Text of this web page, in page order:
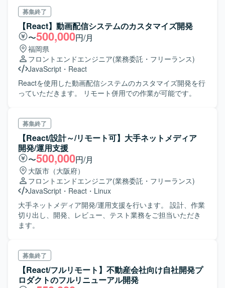
募集終了
【React】動画配信システムのカスタマイズ開発
〜500,000円/月
福岡県
フロントエンドエンジニア(業務委託・フリーランス)
JavaScript ・ React
Reactを使用した動画配信システムのカスタマイズ開発を行
っていただきます。 リモート併用での作業が可能です。
募集終了
【React/設計～/リモート可】大手ネットメディア
開発/運用支援
〜500,000円/月
大阪市（大阪府）
フロントエンドエンジニア(業務委託・フリーランス)
JavaScript ・ React ・ Linux
大手ネットメディア開発/運用支援を行います。 設計、作業
切り出し、開発、レビュー、テスト業務をご担当いただき
ます。
募集終了
【React/フルリモート】不動産会社向け自社開発プ
ロダクトのフルリニューアル開発